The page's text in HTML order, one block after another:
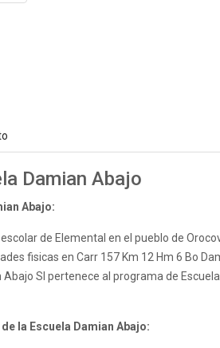
Damian Abajo
Abajo:
de Elemental en el pueblo de
fisicas en Carr 157 Km 12 Hm 6 Bo
Abajo SI pertenece al programa de
la Escuela Damian Abajo: